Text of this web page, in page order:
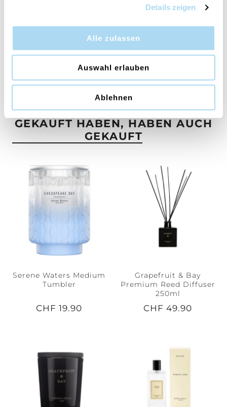
Details zeigen
Alle zulassen
Auswahl erlauben
Ablehnen
Verpackungen sind zudem recycelbar und FSC-
Herstellung einen vollständigen Respekt für die
Umwelt gewährleisten.
BENUTZER, DIE DIESEN ARTIKEL
GEKAUFT HABEN, HABEN AUCH
GEKAUFT
Serene Waters Medium
Tumbler
CHF 19.90
Grapefruit & Bay
Premium Reed Diffuser
250ml
CHF 49.90